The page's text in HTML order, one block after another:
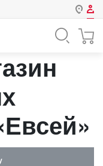
Казахстан